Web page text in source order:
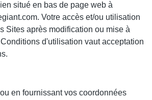
situé en bas de page web à
Votre accès et/ou utilisation
Sites après modification ou mise à
d'utilisation vaut acceptation
en fournissant vos coordonnées